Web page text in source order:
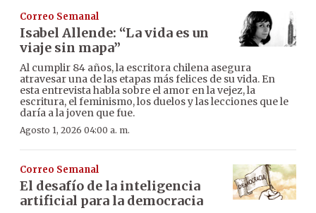
Correo Semanal
Isabel Allende: “La vida es un
viaje sin mapa”
Al cumplir 84 años, la escritora chilena asegura
atravesar una de las etapas más felices de su vida. En
esta entrevista habla sobre el amor en la vejez, la
escritura, el feminismo, los duelos y las lecciones que le
daría a la joven que fue.
Agosto 1, 2026 04:00 a. m.
Correo Semanal
El desafío de la inteligencia
artificial para la democracia